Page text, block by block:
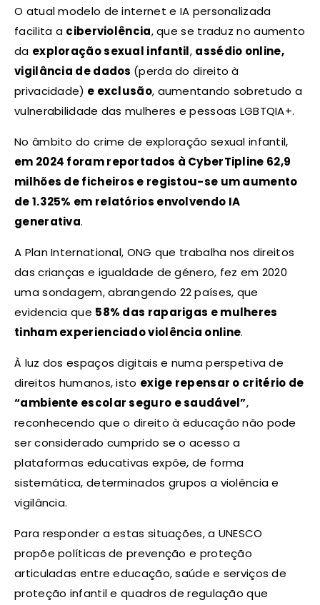
O atual modelo de internet e IA personalizada
facilita a ciberviolência, que se traduz no aumento
da exploração sexual infantil, assédio online,
vigilância de dados (perda do direito à
privacidade) e exclusão, aumentando sobretudo a
vulnerabilidade das mulheres e pessoas LGBTQIA+.
No âmbito do crime de exploração sexual infantil,
em 2024 foram reportados à CyberTipline 62,9
milhões de ficheiros e registou-se um aumento
de 1.325% em relatórios envolvendo IA
generativa.
A Plan International, ONG que trabalha nos direitos
das crianças e igualdade de género, fez em 2020
uma sondagem, abrangendo 22 países, que
evidencia que 58% das raparigas e mulheres
tinham experienciado violência online.
À luz dos espaços digitais e numa perspetiva de
direitos humanos, isto exige repensar o critério de
“ambiente escolar seguro e saudável”,
reconhecendo que o direito à educação não pode
ser considerado cumprido se o acesso a
plataformas educativas expõe, de forma
sistemática, determinados grupos a violência e
vigilância.
Para responder a estas situações, a UNESCO
propõe políticas de prevenção e proteção
articuladas entre educação, saúde e serviços de
proteção infantil e quadros de regulação que